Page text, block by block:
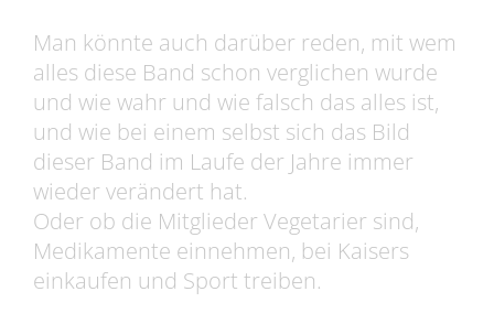
Man könnte auch darüber reden, mit wem
alles diese Band schon verglichen wurde
und wie wahr und wie falsch das alles ist,
und wie bei einem selbst sich das Bild
dieser Band im Laufe der Jahre immer
wieder verändert hat.
Oder ob die Mitglieder Vegetarier sind,
Medikamente einnehmen, bei Kaisers
einkaufen und Sport treiben.